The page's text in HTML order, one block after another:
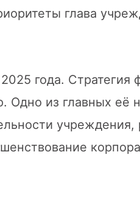
глава
года.
Одно из главных её
учреждения,